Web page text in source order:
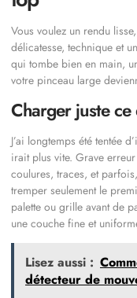
Vous voulez un rendu
délicatesse, technique et
qui tombe bien en main,
votre pinceau large
Charger juste ce
J’ai longtemps été tentée
irait plus vite. Grave
coulures, traces, et
tremper seulement le
palette ou grille avant de
une couche fine et
Lisez aussi :
détecteur de